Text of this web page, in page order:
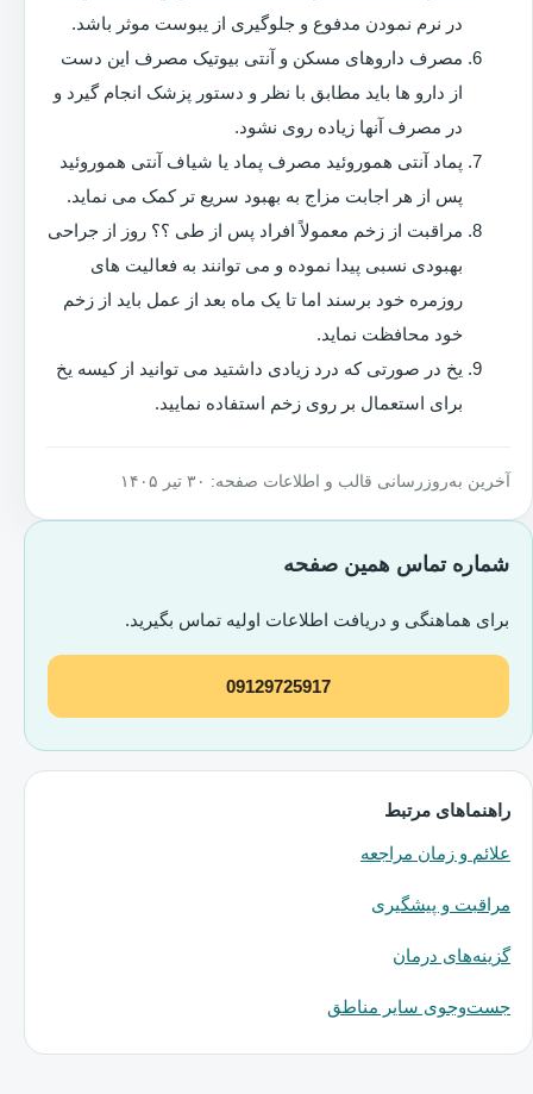
در نرم نمودن مدفوع و جلوگیری از یبوست موثر باشد.
مصرف داروهای مسکن و آنتی بیوتیک مصرف این دست
از دارو ها باید مطابق با نظر و دستور پزشک انجام گیرد و
در مصرف آنها زیاده روی نشود.
پماد آنتی هموروئید مصرف پماد یا شیاف آنتی هموروئید
پس از هر اجابت مزاج به بهبود سریع تر کمک می نماید.
مراقبت از زخم معمولاً افراد پس از طی ؟؟ روز از جراحی
بهبودی نسبی پیدا نموده و می توانند به فعالیت های
روزمره خود برسند اما تا یک ماه بعد از عمل باید از زخم
خود محافظت نماید.
یخ در صورتی که درد زیادی داشتید می توانید از کیسه یخ
برای استعمال بر روی زخم استفاده نمایید.
آخرین به‌روزرسانی قالب و اطلاعات صفحه: ۳۰ تیر ۱۴۰۵
شماره تماس همین صفحه
برای هماهنگی و دریافت اطلاعات اولیه تماس بگیرید.
09129725917
راهنماهای مرتبط
علائم و زمان مراجعه
مراقبت و پیشگیری
گزینه‌های درمان
جست‌وجوی سایر مناطق